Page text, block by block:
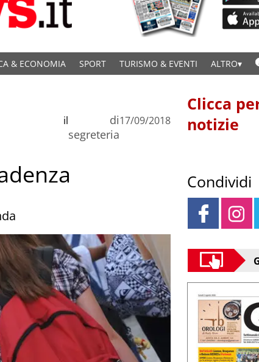
& ECONOMIA SPORT TURISMO & EVENTI ALTRO
di
segreteria
il 17/09/2018
Clicca
notizie
Condividi